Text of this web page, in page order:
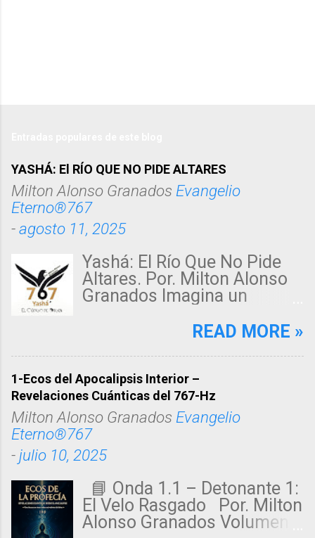
YASHÁ: El RÍO QUE NO PIDE ALTARES
Milton Alonso Granados Evangelio
Eterno®767
-agosto 11, 2025
Yashá: El Río Que No Pide
Altares. Por. Milton Alonso
Granados Imagina un
alma sedienta clama en la
luz violeta, suave como un
susurro, fluye como un río
secreto. Esa corriente
invisible acaricia cuerpos
quebrados, libera corazones
oprimidos y siembra paz en
espíritus inquietos. Ese río
tiene un nombre: Yashá. No
es un dios lejano ni un ídolo
de piedra, sino un verbo
vivo. No pide altares,
READ MORE »
1-Ecos del Apocalipsis Interior –
Revelaciones Cuánticas del 767-Hz
Milton Alonso Granados Evangelio
Eterno®767
- julio 10, 2025
📘 Onda 1.1 – Detonante 1:
El Velo Rasgado Por. Milton
Alonso Granados Volumen: